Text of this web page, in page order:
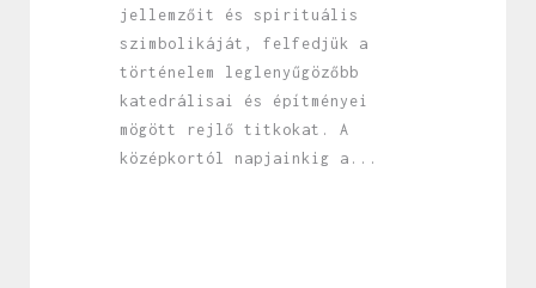
jellemzőit és spirituális
szimbolikáját, felfedjük a
történelem leglenyűgözőbb
katedrálisai és építményei
mögött rejlő titkokat. A
középkortól napjainkig a...